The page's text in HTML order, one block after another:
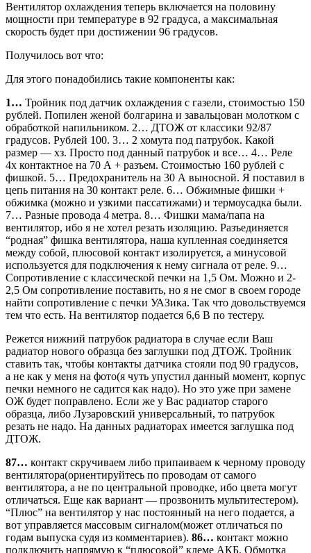
Вентилятор охлаждения теперь включается на половину
мощности при температуре в 92 градуса, а максимальная
скорость будет при достижении 96 градусов.
Получилось вот что:
Для этого понадобились такие компоненты как:
1… Тройник под датчик охлаждения с газели, стоимостью 150
рублей. Попилен женой болгарина и завальцован молотком с
обработкой напильником. 2… ДТОЖ от классики 92/87
градусов. Рублей 100. 3… 2 хомута под патрубок. Какой
размер — хз. Просто под данный патрубок и все… 4… Реле
4х контактное на 70 А + разъем. Стоимостью 160 рублей с
фишкой. 5… Предохранитель на 30 А выносной. Я поставил в
цепь питания на 30 контакт реле. 6… Обжимные фишки +
обжимка (можно и узкими пассатижами) и термоусадка были.
7… Разные провода 4 метра. 8… Фишки мама/папа на
вентилятор, ибо я не хотел резать изоляцию. Разъединяется
“родная” фишка вентилятора, наша купленная соединяется
между собой, плюсовой контакт изолируется, а минусовой
используется для подключения к нему сигнала от реле. 9…
Сопротивление с классической печки на 1,5 Ом. Можно и 2-
2,5 Ом сопротивление поставить, но я не смог в своем городе
найти сопротивление с печки УАЗика. Так что довольствуемся
тем что есть. На вентилятор подается 6,6 В по тестеру.
Режется нижний патрубок радиатора в случае если Ваш
радиатор нового образца без заглушки под ДТОЖ. Тройник
ставить так, чтобы контакты датчика стояли под 90 градусов,
а не как у меня на фото(я чуть упустил данный момент, корпус
печки немного не садится как надо). Но это уже при замене
ОЖ будет поправлено. Если же у Вас радиатор старого
образца, либо Лузаровский универсальный, то патрубок
резать не надо. На данных радиаторах имеется заглушка под
ДТОЖ.
87… контакт скручиваем либо припаиваем к черному проводу
вентилятора(ориентируйтесь по проводам от самого
вентилятора, а не по центральной проводке, ибо цвета могут
отличаться. Еще как вариант — прозвонить мультитестером).
“Плюс” на вентилятор у нас постоянный на него подается, а
вот управляется массовым сигналом(может отличаться по
годам выпуска судя из комментариев). 86… контакт можно
подключить напрямую к “плюсовой” клеме АКБ. Обмотка